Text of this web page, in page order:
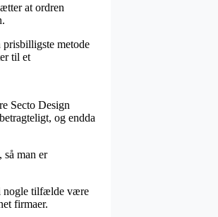
at ordren
metode
til et
Secto Design
og endda
man er
i nogle tilfælde være
firmaer.